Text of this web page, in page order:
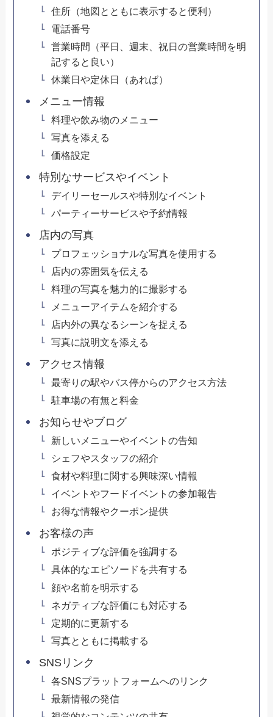
住所（地図とともに表示すると便利）
電話番号
営業時間（平日、週末、祝日の営業時間を明
記すると良い）
休業日や定休日（あれば）
メニュー情報
料理や飲み物のメニュー
写真を添える
価格設定
特別なサービスやイベント
デイリーセールスや特別なイベント
パーティーサービスや予約情報
店内の写真
プロフェッショナルな写真を使用する
店内の雰囲気を伝える
料理の写真を魅力的に撮影する
メニューアイテムを紹介する
店内外の異なるシーンを捉える
写真に説明文を添える
アクセス情報
最寄りの駅やバス停からのアクセス方法
駐車場の有無と料金
お知らせやブログ
新しいメニューやイベントの告知
シェフやスタッフの紹介
食材や料理に関する興味深い情報
イベントやフードイベントの参加報告
お得な情報やクーポン提供
お客様の声
ポジティブな評価を強調する
具体的なエピソードを共有する
顔や名前を明示する
ネガティブな評価にも対応する
定期的に更新する
写真とともに掲載する
SNSリンク
各SNSプラットフォームへのリンク
最新情報の発信